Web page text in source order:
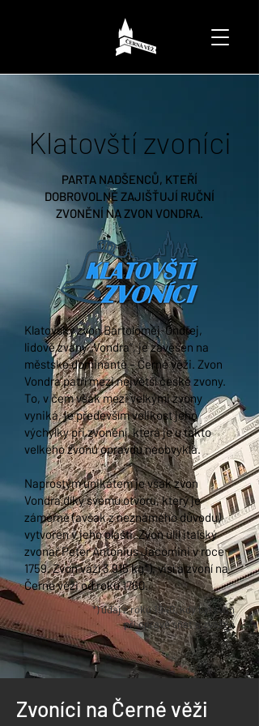
Klatovští zvoníci
PARTA NADŠENCŮ, KTEŘÍ
DOBROVOLNĚ ZAJIŠŤUJÍ RUČNÍ
ZVONĚNÍ NA ZVON VONDRA.
Klatovský zvon Bartoloměj-Ondřej,
lidově zvaný „Vondra“, je zavěšen na
městské dominantě –Černé věži. Zvon
Vondra patří mezi největší české zvony.
To, v čem však mezi velkými zvony
vyniká, je především velikost jeho
výchylky při zvonění, která je u takto
velkého zvonu opravdu neobvyklá.
Naprostým unikátem je však zvon
Vondra díky svému otvoru, který je
záměrně (avšak z neznámého důvodu)
vytvořen v jeho plášti. Zvon ulil italský
zvonař Peter Antonius Jacomini v roce
1759. Zvon váží 3 915 kg*), visí a zvoní na
Černé věži od roku 1760.
*) údaj z roku 1940, kdy byl zvon
při opravě sňat a zvážen
Zvoníci na Černé věži